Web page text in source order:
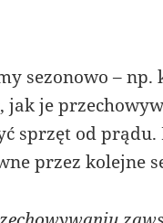
sezonowo –
je
sprzęt od
przez kolejne